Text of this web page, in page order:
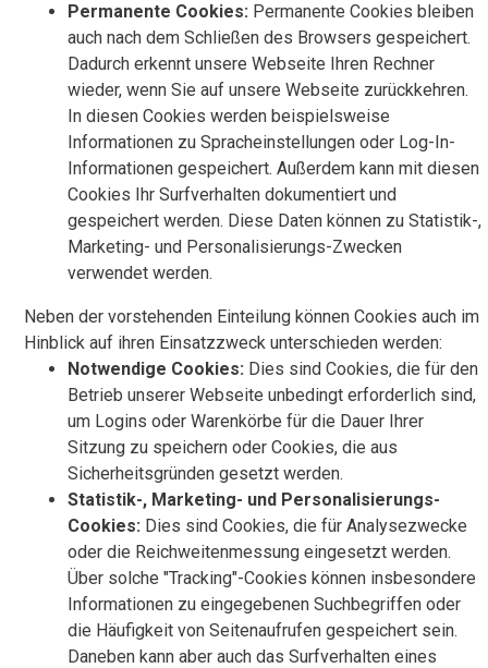
Permanente Cookies: Permanente Cookies bleiben
auch nach dem Schließen des Browsers gespeichert.
Dadurch erkennt unsere Webseite Ihren Rechner
wieder, wenn Sie auf unsere Webseite zurückkehren.
In diesen Cookies werden beispielsweise
Informationen zu Spracheinstellungen oder Log-In-
Informationen gespeichert. Außerdem kann mit diesen
Cookies Ihr Surfverhalten dokumentiert und
gespeichert werden. Diese Daten können zu Statistik-,
Marketing- und Personalisierungs-Zwecken
verwendet werden.
Neben der vorstehenden Einteilung können Cookies auch im
Hinblick auf ihren Einsatzzweck unterschieden werden:
Notwendige Cookies: Dies sind Cookies, die für den
Betrieb unserer Webseite unbedingt erforderlich sind,
um Logins oder Warenkörbe für die Dauer Ihrer
Sitzung zu speichern oder Cookies, die aus
Sicherheitsgründen gesetzt werden.
Statistik-, Marketing- und Personalisierungs-
Cookies: Dies sind Cookies, die für Analysezwecke
oder die Reichweitenmessung eingesetzt werden.
Über solche "Tracking"-Cookies können insbesondere
Informationen zu eingegebenen Suchbegriffen oder
die Häufigkeit von Seitenaufrufen gespeichert sein.
Daneben kann aber auch das Surfverhalten eines